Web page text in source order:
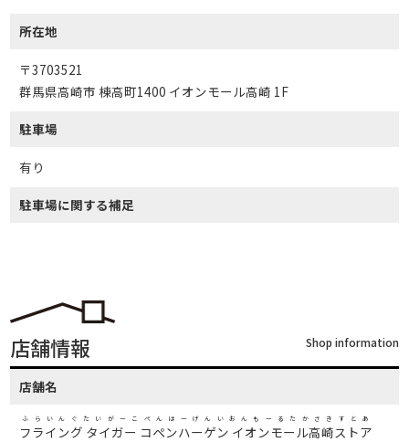
所在地
〒3703521
群馬県高崎市 棟高町1400 イオンモール高崎 1F
駐車場
有り
駐車場に関する補足
店舗情報 Shop information
店舗名
フライング タイガー コペンハーゲン イオンモール高崎ストア
ふらいんぐたいがーこぺんはーげんいおんもーるたかさきすとあ